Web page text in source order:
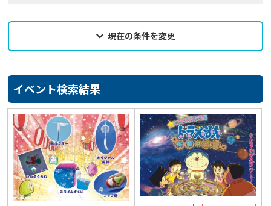
現在の条件を変更
カテゴリ
親子参加 選択なし
対象学年 どなたでも
予約 選択なし
参加費（入館料別途） 選択なし
イベント検索結果